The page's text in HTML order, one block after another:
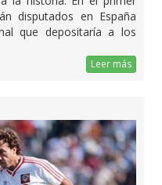
disputados en España
que depositaría a los
Leer más